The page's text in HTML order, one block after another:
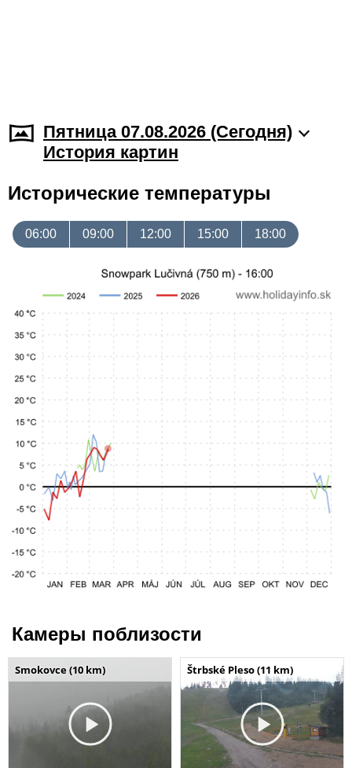
Пятница 07.08.2026 (Cегодня)
История картин
Исторические температуры
06:00 09:00 12:00 15:00 18:00
Камеры поблизости
Smokovce (10 km) Štrbské Pleso (11 km)